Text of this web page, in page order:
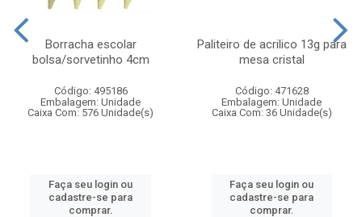
Borracha escolar
bolsa/sorvetinho 4cm
Código: 495186
Embalagem: Unidade
Caixa Com: 576 Unidade(s)
Faça seu login ou
cadastre-se para
comprar.
Paliteiro de acrilico 13g para
mesa cristal
Código: 471628
Embalagem: Unidade
Caixa Com: 36 Unidade(s)
Faça seu login ou
cadastre-se para
comprar.